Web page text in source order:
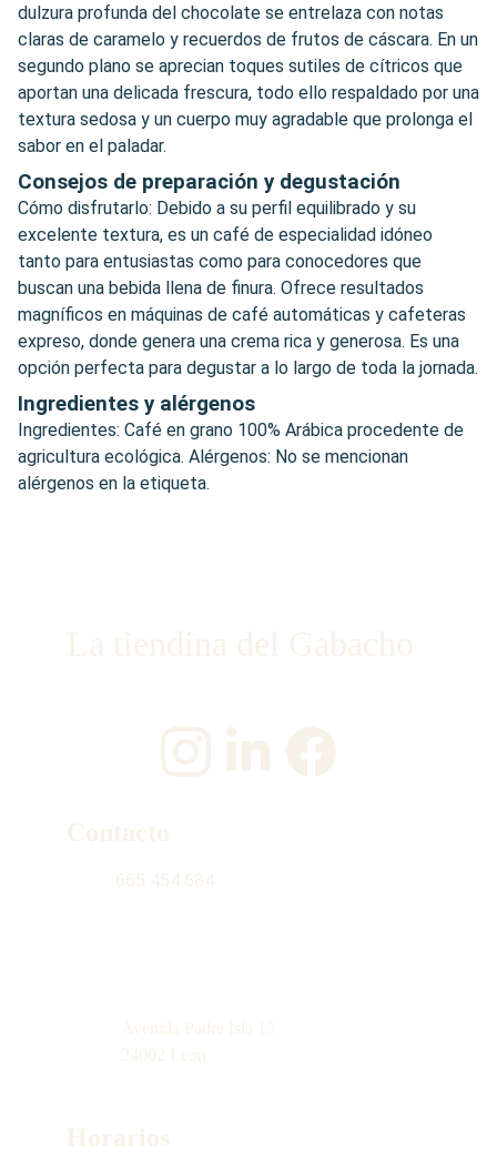
dulzura profunda del chocolate se entrelaza con notas
claras de caramelo y recuerdos de frutos de cáscara. En un
segundo plano se aprecian toques sutiles de cítricos que
aportan una delicada frescura, todo ello respaldado por una
textura sedosa y un cuerpo muy agradable que prolonga el
sabor en el paladar.
Consejos de preparación y degustación
Cómo disfrutarlo: Debido a su perfil equilibrado y su
excelente textura, es un café de especialidad idóneo
tanto para entusiastas como para conocedores que
buscan una bebida llena de finura. Ofrece resultados
magníficos en máquinas de café automáticas y cafeteras
expreso, donde genera una crema rica y generosa. Es una
opción perfecta para degustar a lo largo de toda la jornada.
Ingredientes y alérgenos
Ingredientes: Café en grano 100% Arábica procedente de
agricultura ecológica. Alérgenos: No se mencionan
alérgenos en la etiqueta.